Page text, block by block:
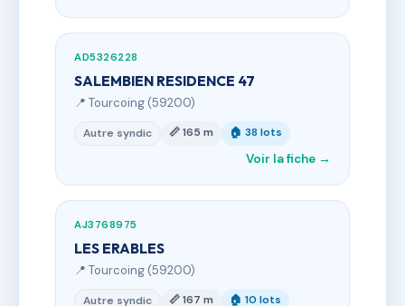
AD5326228
SALEMBIEN RESIDENCE 47
📍 Tourcoing (59200)
Autre syndic 📏 165 m 🏠 38 lots
Voir la fiche →
AJ3768975
LES ERABLES
📍 Tourcoing (59200)
Autre syndic 📏 167 m 🏠 10 lots